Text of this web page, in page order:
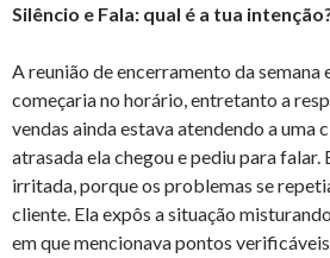
Silêncio e Fala: qual é a tua
A reunião de encerramento da semana
começaria no horário, entretanto a
vendas ainda estava atendendo a uma
atrasada ela chegou e pediu para falar.
irritada, porque os problemas se
cliente. Ela expôs a situação
em que mencionava pontos